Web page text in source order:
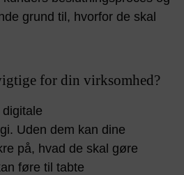
grund til, hvorfor de skal
for din virksomhed?
digitale
Uden dem kan dine
på, hvad de skal gøre
føre til tabte